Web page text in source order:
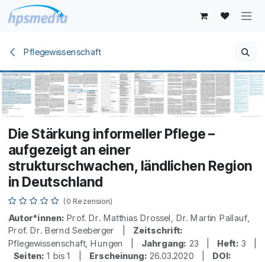
Zum Inhalt springen
Pflegewissenschaft
Die Stärkung informeller Pflege –
aufgezeigt an einer
strukturschwachen, ländlichen Region
in Deutschland
(0 Rezension)
Autor*innen: Prof. Dr. Matthias Drossel, Dr. Martin Pallauf,
Prof. Dr. Bernd Seeberger | Zeitschrift:
Pflegewissenschaft, Hungen | Jahrgang: 23 | Heft: 3 |
Seiten: 1 bis 1 | Erscheinung: 26.03.2020 | DOI: